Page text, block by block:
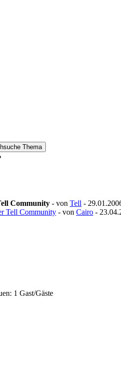
Community - von Tell -
Tell Community - von Cairo -
1 Gast/Gäste